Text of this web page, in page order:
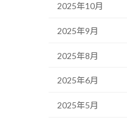
2025年10月
2025年9月
2025年8月
2025年6月
2025年5月